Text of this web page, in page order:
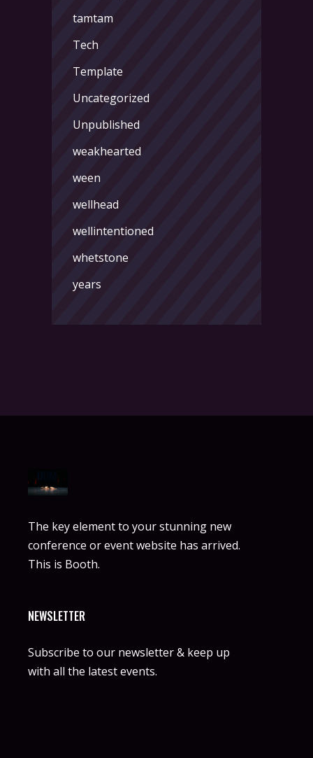
tamtam
Tech
Template
Uncategorized
Unpublished
weakhearted
ween
wellhead
wellintentioned
whetstone
years
The key element to your stunning new
conference or event website has arrived.
This is Booth.
NEWSLETTER
Subscribe to our newsletter & keep up
with all the latest events.